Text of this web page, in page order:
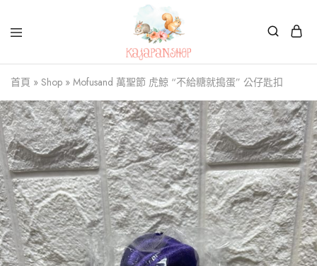
Kajapanshop
日
韓
百
貨
店
首頁 » Shop » Mofusand 萬聖節 虎鯨 “不給糖就搗蛋” 公仔匙扣